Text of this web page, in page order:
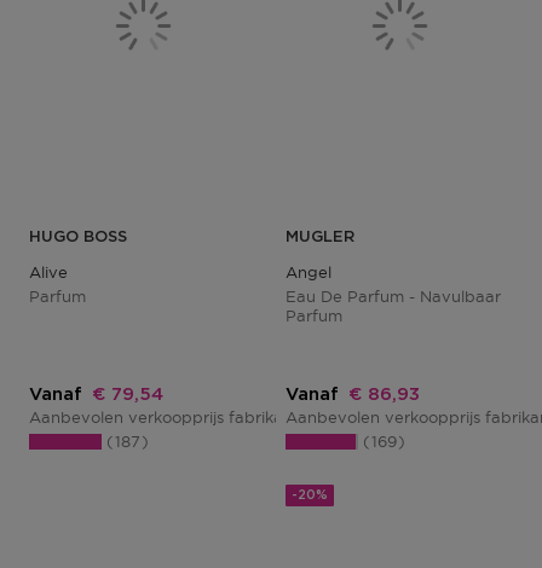
HUGO BOSS
Alive
Parfum
Vanaf Kortingsprijs
€ 79,54
Aanbevolen verkoopprijs fabrikant€ 97,00
187
MUGLER
Angel
Eau De Parfum - Navulbaar
Parfum
Vanaf Kortingsprijs
€ 86,93
Aanbevolen verkoopprijs
169
-20%